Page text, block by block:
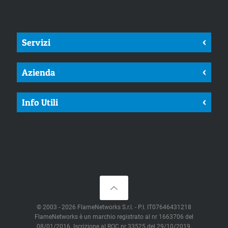
Servizi <
Azienda <
Info Utili <
© 2003 - 2026 FlameNetworks S.r.l. - P.I. IT07646431218
FlameNetworks è un marchio registrato al nr 1663706 del
08/01/2016. Iscrizione al ROC nr 33525 del 29/10/2019.